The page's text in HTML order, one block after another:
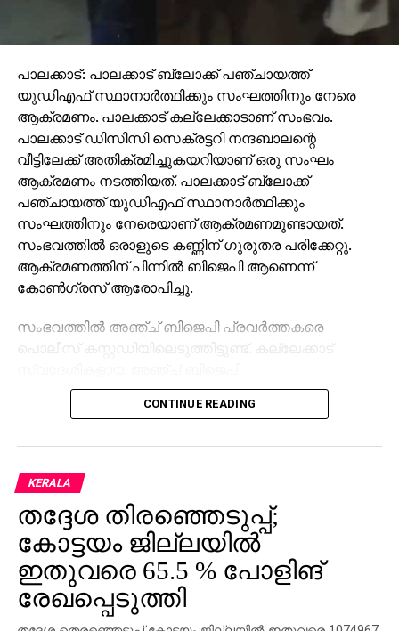
പാലക്കാട്: പാലക്കാട് ബ്ലോക്ക് പഞ്ചായത്ത്
യുഡിഎഫ് സ്ഥാനാര്‍ത്ഥിക്കും സംഘത്തിനും നേരെ
ആക്രമണം. പാലക്കാട് കല്ലേക്കാടാണ് സംഭവം.
പാലക്കാട് ഡിസിസി സെക്രട്ടറി നന്ദബാലന്റെ
വീട്ടിലേക്ക് അതിക്രമിച്ചുകയറിയാണ് ഒരു സംഘം
ആക്രമണം നടത്തിയത്. പാലക്കാട് ബ്ലോക്ക്
പഞ്ചായത്ത് യുഡിഎഫ് സ്ഥാനാര്‍ത്ഥിക്കും
സംഘത്തിനും നേരെയാണ് ആക്രമണമുണ്ടായത്.
സംഭവത്തില്‍ ഒരാളുടെ കണ്ണിന് ഗുരുതര പരിക്കേറ്റു.
ആക്രമണത്തിന് പിന്നില്‍ ബിജെപി ആണെന്ന്
കോണ്‍ഗ്രസ് ആരോപിച്ചു.
സംഭവത്തില്‍ അഞ്ച് ബിജെപി പ്രവര്‍ത്തകരെ
പൊലീസ് കസ്റ്റഡിയിലെടുത്തിട്ടുണ്ട്. കല്ലേക്കാട്
പ്രവര്‍ത്തകരെയാണ് പാലക്കാട് ടൗണ്‍ നോര്‍ത്ത്
പൊലീസ് കസ്റ്റഡിയിലെടുത്തത്. ഇന്ന് പുലര്‍ച്ചെ 12
സെക്രട്ടറി, കെഎസ്യു പ്രവര്‍ത്തകര്‍ എന്നിവരെ
ആക്രമിച്ചത്.
തദ്ദേശ തെരഞ്ഞെടുപ്പില്‍ രണ്ടാംഘട്ട വോട്ടെടുപ്പ്
നടക്കുന്നതിനിടെയാണ് ആക്രമണം. ഇന്ന് തൃശൂര്‍,
പാലക്കാട്, മലപ്പുറം, കോഴിക്കോട്, വയനാട്, കണ്ണൂര്‍,
കാസര്‍കോട് ജില്ലകളിലാണ് വോട്ടെടുപ്പ് നടക്കുന്നത്.
CONTINUE READING
KERALA
തദ്ദേശ തിരഞ്ഞെടുപ്പ്;
കോട്ടയം ജില്ലയില്‍
ഇതുവരെ 65.5 % പോളിങ്
രേഖപ്പെടുത്തി